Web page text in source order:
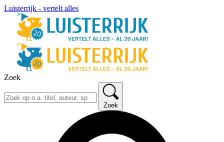
Luisterrijk - vertelt alles
Zoek
Zoek